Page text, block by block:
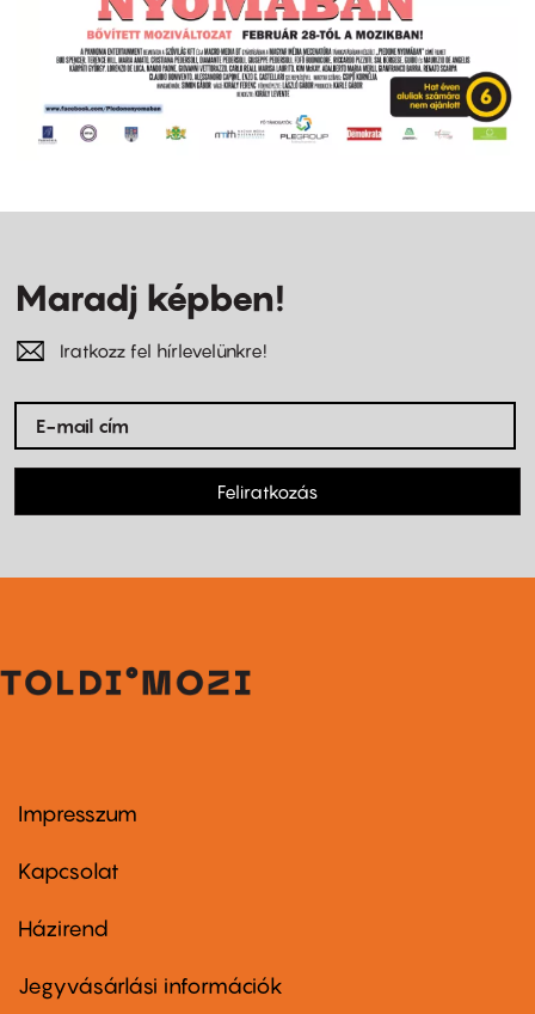
Maradj képben!
Iratkozz fel hírlevelünkre!
Feliratkozás
Footer
first
Impresszum
Kapcsolat
Footer
second
Házirend
Jegyvásárlási információk